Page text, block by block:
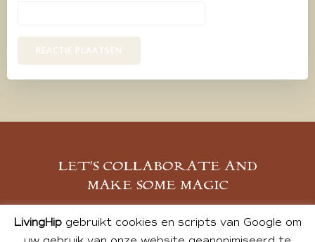
LET’S COLLABORATE AND
MAKE SOME MAGIC
MELD JE AAN
LivingHipgebruikt cookies en scripts van Google om